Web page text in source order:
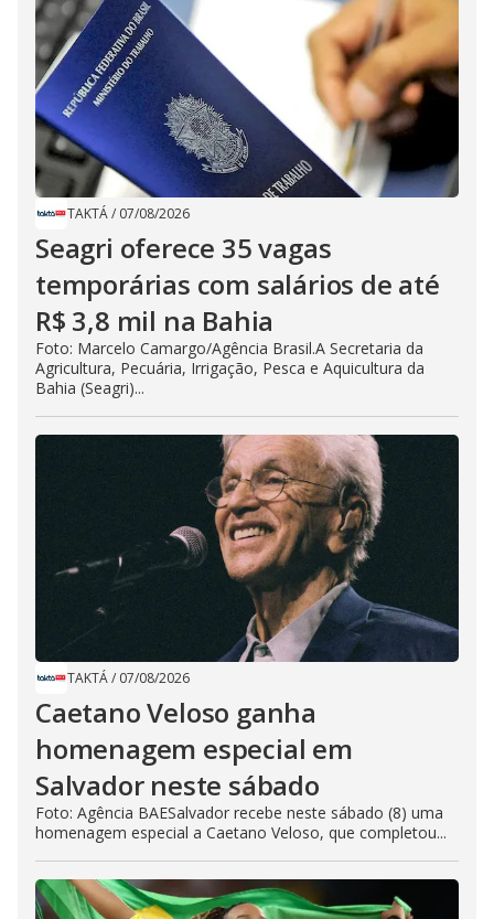
TAKTÁ/ 07/08/2026
Seagri oferece 35 vagas
temporárias com salários de até
R$ 3,8 mil na Bahia
Foto: Marcelo Camargo/Agência Brasil.A Secretaria da
Agricultura, Pecuária, Irrigação, Pesca e Aquicultura da
Bahia (Seagri)...
TAKTÁ/ 07/08/2026
Caetano Veloso ganha
homenagem especial em
Salvador neste sábado
Foto: Agência BAESalvador recebe neste sábado (8) uma
homenagem especial a Caetano Veloso, que completou...